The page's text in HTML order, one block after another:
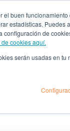
buen
estadísticas. Puedes
de
cookies aquí.
serán usadas en